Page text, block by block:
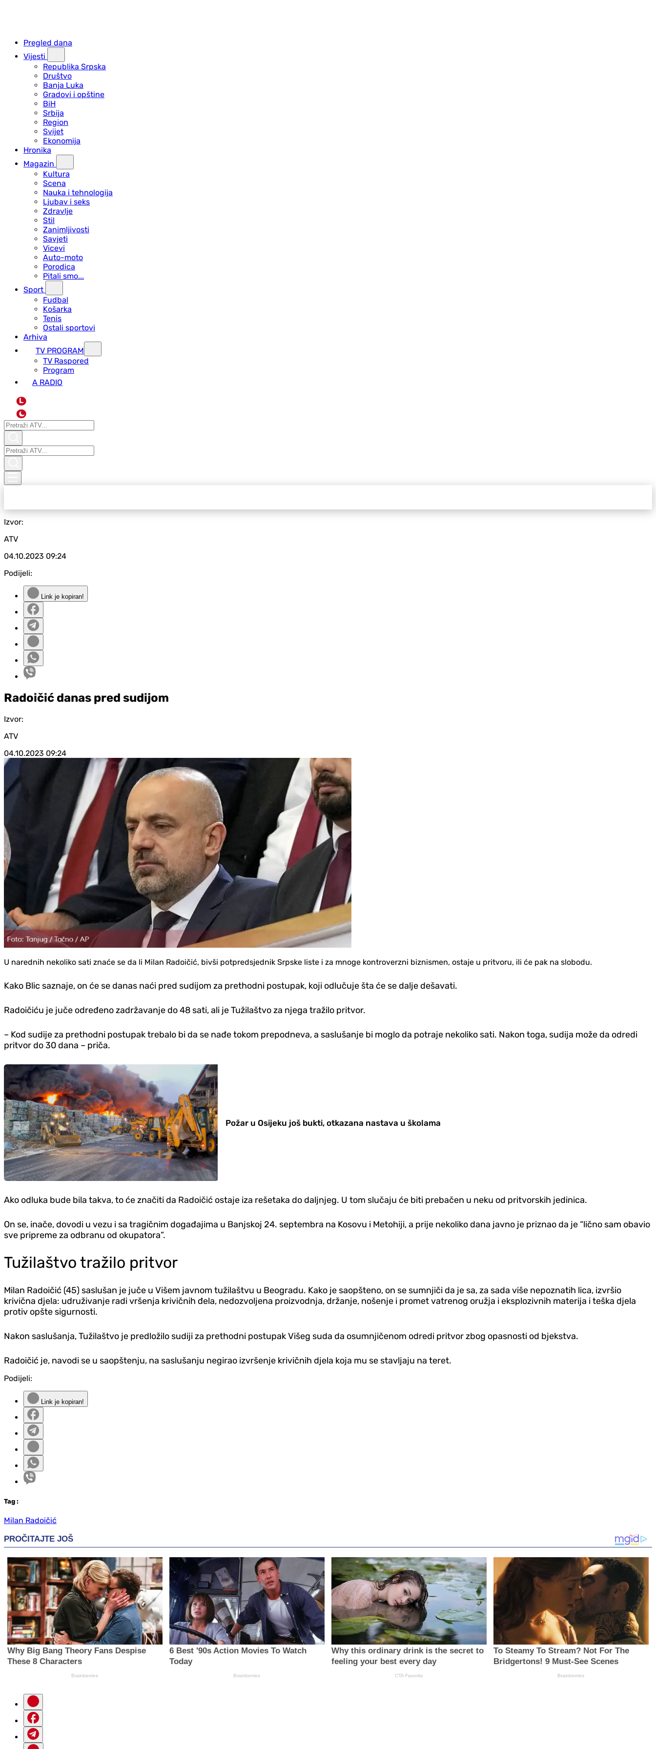
Pregled dana
Vijesti
Republika Srpska
Društvo
Banja Luka
Gradovi i opštine
BiH
Srbija
Region
Svijet
Ekonomija
Hronika
Magazin
Kultura
Scena
Nauka i tehnologija
Ljubav i seks
Zdravlje
Stil
Zanimljivosti
Savjeti
Vicevi
Auto-moto
Porodica
Pitali smo...
Sport
Fudbal
Košarka
Tenis
Ostali sportovi
Arhiva
TV PROGRAM
ТV Raspored
Program
A RADIO
L
Izvor:
ATV
04.10.2023 09:24
Podijeli:
Link je kopiran!
Radoičić danas pred sudijom
Izvor:
ATV
04.10.2023 09:24
U narednih nekoliko sati znaće se da li Milan Radoičić, bivši potpredsjednik Srpske liste i za mnoge kontroverzni biznismen, ostaje u pritvoru, ili će pak na slobodu.
Kako Blic saznaje, on će se danas naći pred sudijom za prethodni postupak, koji odlučuje šta će se dalje dešavati.
Radoičiću je juče određeno zadržavanje do 48 sati, ali je Tužilaštvo za njega tražilo pritvor.
– Kod sudije za prethodni postupak trebalo bi da se nađe tokom prepodneva, a saslušanje bi moglo da potraje nekoliko sati. Nakon toga, sudija može da odredi
pritvor do 30 dana – priča.
Požar u Osijeku još bukti, otkazana nastava u školama
Ako odluka bude bila takva, to će značiti da Radoičić ostaje iza rešetaka do daljnjeg. U tom slučaju će biti prebačen u neku od pritvorskih jedinica.
On se, inače, dovodi u vezu i sa tragičnim događajima u Banjskoj 24. septembra na Kosovu i Metohiji, a prije nekoliko dana javno je priznao da je “lično sam obavio
sve pripreme za odbranu od okupatora”.
Tužilaštvo tražilo pritvor
Milan Radoičić (45) saslušan je juče u Višem javnom tužilaštvu u Beogradu. Kako je saopšteno, on se sumnjiči da je sa, za sada više nepoznatih lica, izvršio
krivična djela: udruživanje radi vršenja krivičnih đela, nedozvoljena proizvodnja, držanje, nošenje i promet vatrenog oružja i eksplozivnih materija i teška djela
protiv opšte sigurnosti.
Nakon saslušanja, Tužilaštvo je predložilo sudiji za prethodni postupak Višeg suda da osumnjičenom odredi pritvor zbog opasnosti od bjekstva.
Radoičić je, navodi se u saopštenju, na saslušanju negirao izvršenje krivičnih djela koja mu se stavljaju na teret.
Podijeli:
Link je kopiran!
Tag :
Milan Radoičić